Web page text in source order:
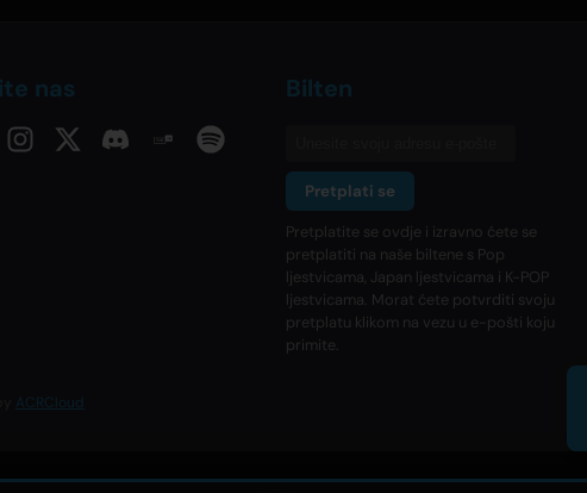
nas Bilten
Pretplati se
Pretplatite se ovdje i izravno ćete se
pretplatiti na naše biltene s Pop
ljestvicama, Japan ljestvicama i K-POP
ljestvicama. Morat ćete potvrditi svoju
pretplatu klikom na vezu u e-pošti koju
primite.
ACRCloud